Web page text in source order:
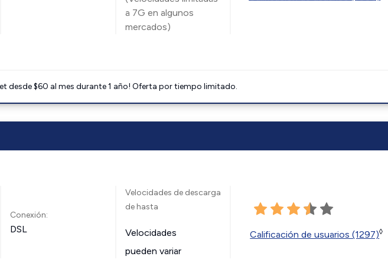
a 7G en algunos
mercados)
desde $60 al mes durante 1 año! Oferta por tiempo limitado.
Conexión:
DSL
Velocidades de descarga
de hasta
Velocidades
pueden variar
Calificación de usuarios (1297)◊